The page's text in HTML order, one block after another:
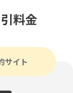
料金
サイト